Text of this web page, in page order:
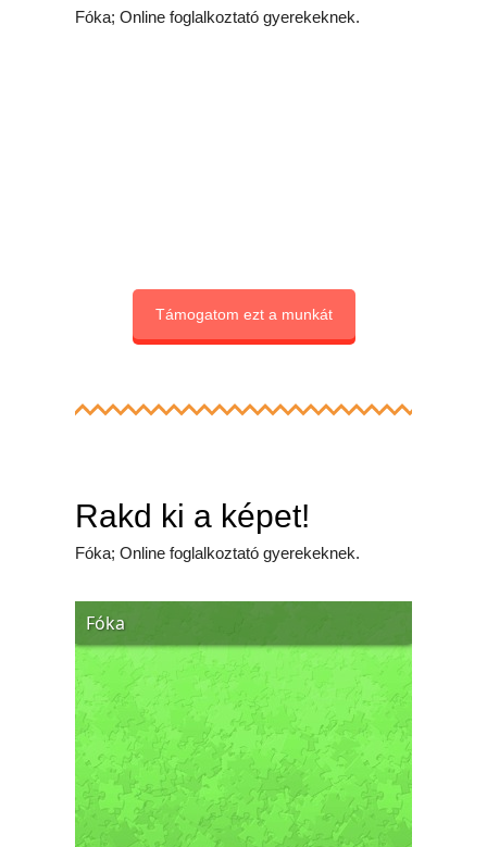
Fóka; Online foglalkoztató gyerekeknek.
Támogatom ezt a munkát
Rakd ki a képet!
Fóka; Online foglalkoztató gyerekeknek.